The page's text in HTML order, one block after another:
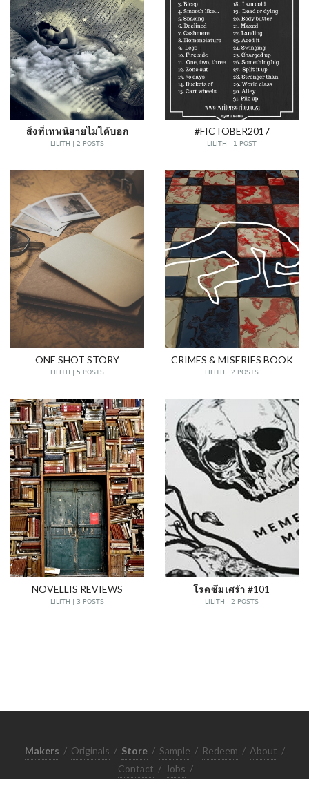
สิ่งที่เทพนิยายไม่ได้บอก
LILITH | 2 POSTS
#FICTOBER2017
LILITH | 1 POST
ONE SHOT STORY
LILITH | 5 POSTS
CRIMES & MISERIES BOOK
LILITH | 2 POSTS
NOVELLIS REVIEWS
LILITH | 3 POSTS
โรคซึมเศร้า #101
LILITH | 2 POSTS
Makers / Originals / Store / Sample / Redeem / About /
Contact / Jobs /